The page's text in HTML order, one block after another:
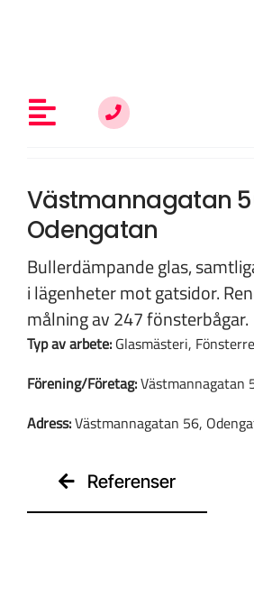
Toggle
Navigation
Vem är du?
Kunskap & inspiration
Om oss
Västmannagatan
Odengatan
Bullerdämpande glas,
i lägenheter mot gatsidor.
målning av 247 fönsterbågar.
Typ av arbete:Glasmästeri,
Förening/Företag:Västmannagatan
Adress:Västmannagatan 56,
Referenser